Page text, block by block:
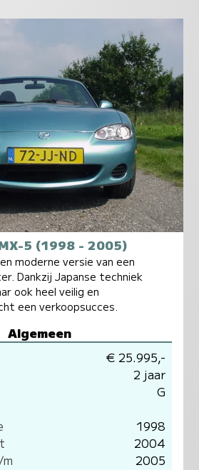
5 (1998 - 2005)
moderne versie van een
Dankzij Japanse techniek
ook heel veilig en
een verkoopsucces.
Algemeen
€ 25.995,-
2 jaar
G
1998
2004
2005